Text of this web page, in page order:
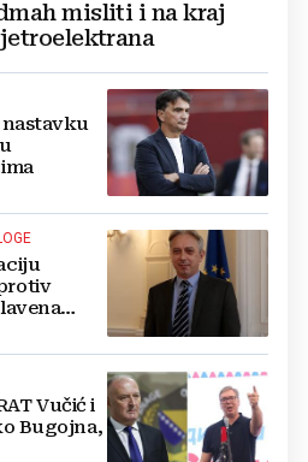
misliti i na kraj
Vučić i
Bugojna,